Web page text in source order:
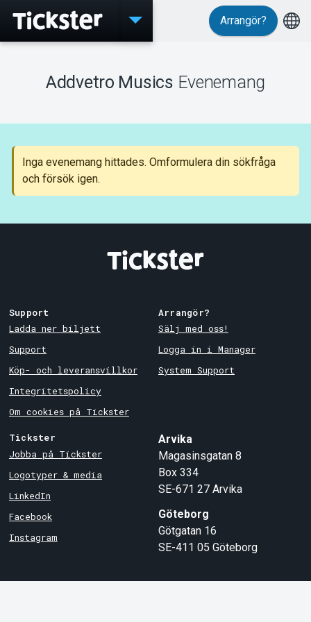
Evenemang
Support
Om Tickster
Arrangör?
Addvetro Musics Evenemang
Inga evenemang hittades. Omformulera din sökfråga
och försök igen.
Support
Ladda ner biljett
Support
Köp- och leveransvillkor
Integritetspolicy
Om cookies på Tickster
Arrangör?
Sälj med oss!
Logga in i Manager
System Support
Tickster
Jobba på Tickster
Logotyper & media
LinkedIn
Facebook
Instagram
Arvika
Magasinsgatan 8
Box 334
SE-671 27 Arvika
Göteborg
Götgatan 16
SE-411 05 Göteborg